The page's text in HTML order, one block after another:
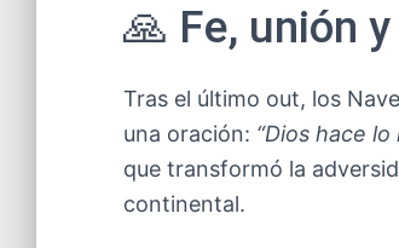
🙏 Fe, unión
Tras el último out, los
una oración: “Dios hace lo
que transformó la
continental.